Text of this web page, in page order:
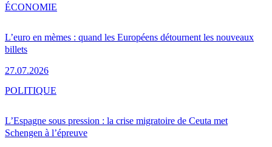
L’euro en mèmes : quand les Européens détournent les nouveaux
billets
27.07.2026
ÉCONOMIE
L’Espagne sous pression : la crise migratoire de Ceuta met
Schengen à l’épreuve
POLITIQUE